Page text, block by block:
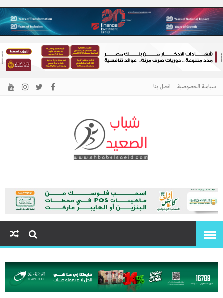
سياسة الخصوصية اتصل بنا
شباب الصعيد